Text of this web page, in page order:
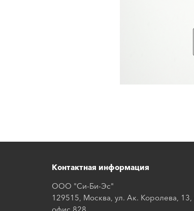
Контактная информация
ООО "Си-Би-Эс"
129515, Москва, ул. Ак. Королева, 13,